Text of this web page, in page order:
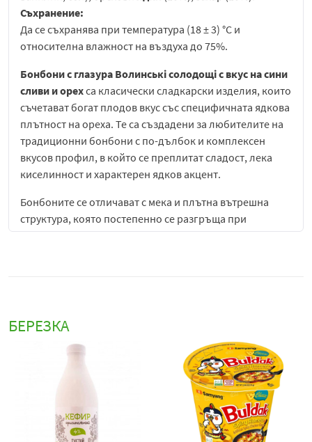
Съхранение:
Да се съхранява при температура (18 ± 3) °C и
относителна влажност на въздуха до 75%.
Бонбони с глазура Волинські солодощі с вкус на сини
сливи иорехса класически сладкарски изделия, които
съчетават богат плодов вкус със специфичната ядкова
плътност на ореха. Те са създадени за любителите на
традиционни бонбони с по-дълбок и комплексен
вкусов профил, в който се преплитат сладост, лека
киселинност и характерен ядков акцент.
Бонбоните се отличават с мека и плътна вътрешна
структура, която постепенно се разгръща при
консумация, разкривайки интензивния вкус на сини
земен вкус, който обогатява цялостното усещане и
придава завършеност.
Волинські солодощі бонбони с вкус на сини сливи и
са подходящи за директна консумация като
сладко удоволствие през деня. Те могат да се
консумират у дома, в офиса или по време на пътуване,
като предлагат удобен и приятен начин за малка
БЕРЕЗКА